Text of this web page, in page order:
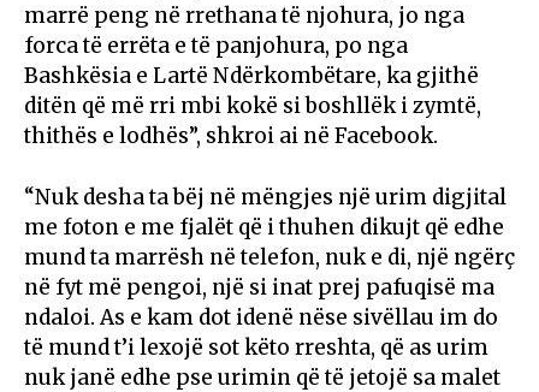
marrë peng në rrethana të njohura, jo nga
forca të errëta e të panjohura, po nga
Bashkësia e Lartë Ndërkombëtare, ka gjithë
ditën që më rri mbi kokë si boshllëk i zymtë,
thithës e lodhës”, shkroi ai në Facebook.
“Nuk desha ta bëj në mëngjes një urim digjital
me foton e me fjalët që i thuhen dikujt që edhe
mund ta marrësh në telefon, nuk e di, një ngërç
në fyt më pengoi, një si inat prej pafuqisë ma
ndaloi. As e kam dot idenë nëse sivëllau im do
të mund t’i lexojë sot këto rreshta, që as urim
nuk janë edhe pse urimin që të jetojë sa malet